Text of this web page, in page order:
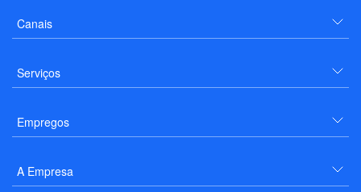
Canais
Serviços
Empregos
A Empresa